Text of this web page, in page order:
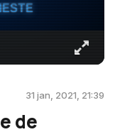
31 jan, 2021, 21:39
de